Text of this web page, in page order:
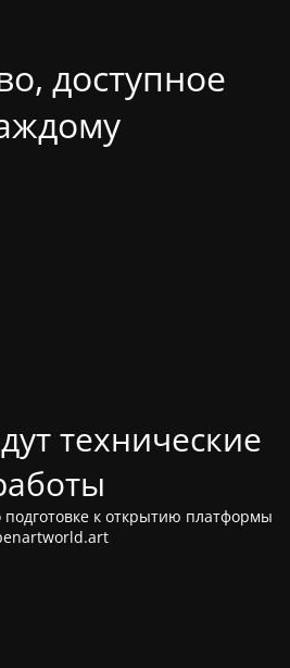
доступное
технические
к открытию платформы